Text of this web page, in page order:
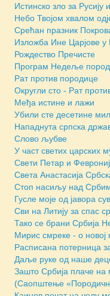
Истинско зло за Русију
Небо Твојом хвалом
Срећан празник
Изложба Ине Царјове у
Рождество Пречисте
Програм Недеље
Рат против породице
Округли сто - Рат
Међа истине и лажи
Убили сте десетине
Нападнута српска
Слово љубве
У част светих царских
Свети Петар и
Света Анастасија
Стоп насиљу над
Гусле моје од јавора
Сви на Литију за спас
Тако се брани Србија
Мирис смреке - о новој
Расписана потерница
Даље руке од наше
Зашто Србија плаче на
(Саопштење